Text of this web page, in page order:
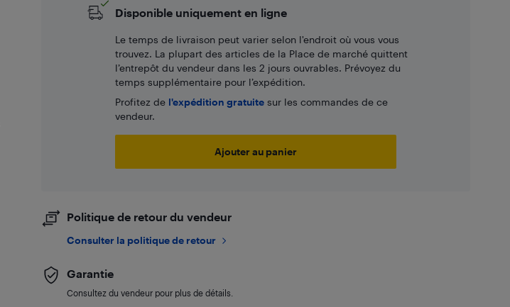
Disponible uniquement en ligne
Le temps de livraison peut varier selon l'endroit où vous vous
trouvez. La plupart des articles de la Place de marché quittent
l’entrepôt du vendeur dans les 2 jours ouvrables. Prévoyez du
temps supplémentaire pour l’expédition.
Profitez de l'expédition gratuitesur les commandes de ce
vendeur.
Ajouter au panier
Politique de retour du vendeur
Consulter la politique de retour
Garantie
Consultez du vendeur pour plus de détails.